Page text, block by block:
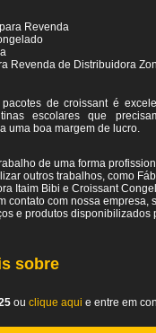
Revenda
Revenda de Distribuidora
de croissant é
escolares que
uma boa margem de lucro.
de uma forma
outros trabalhos, como
Itaim Bibi e Croissant
contato com nossa empresa,
e produtos disponibilizados
sobre
ou clique aqui e entre em